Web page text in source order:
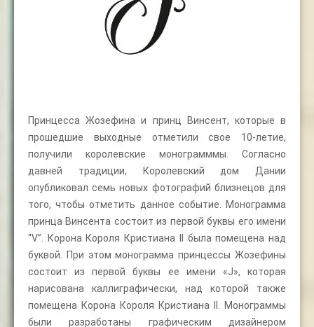
Принцесса Жозефина и принц Винсент, которые в
прошедшие выходные отметили свое 10-летие,
получили королевские монограмммы. Согласно
давней традиции, Королевский дом Дании
опубликовал семь новых фотографий близнецов для
того, чтобы отметить данное событие. Монограмма
принца Винсента состоит из первой буквы его имени
“V”. Корона Короля Кристиана II была помещена над
буквой. При этом монограмма принцессы Жозефины
состоит из первой буквы ее имени «J», которая
нарисована каллиграфически, над которой также
помещена Корона Короля Кристиана II. Монограммы
были разработаны графическим дизайнером